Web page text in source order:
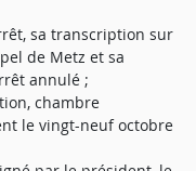
sa transcription sur
de Metz et sa
annulé ;
chambre
le vingt-neuf octobre